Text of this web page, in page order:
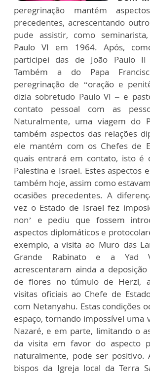
peregrinação mantém
precedentes, acrescentando
pude assistir, como
Paulo VI em 1964. Após,
participei das de João Paulo
Também a do Papa
peregrinação de “oração e
dizia sobretudo Paulo VI – e
contato pessoal com as
Naturalmente, uma viagem do
também aspectos das relações
ele mantém com os Chefes de
quais entrará em contato, isto é
Palestina e Israel. Estes aspectos
também hoje, assim como
ocasiões precedentes. A
vez o Estado de Israel fez
non’ e pediu que fossem
aspectos diplomáticos e
exemplo, a visita ao Muro das
Grande Rabinato e a Yad
acrescentaram ainda a
de flores no túmulo de Herzl,
visitas oficiais ao Chefe de
com Netanyahu. Estas condições
espaço, tornando impossível uma
Nazaré, e em parte, limitando o
da visita em favor do aspecto
naturalmente, pode ser positivo.
bispos da Igreja local da Terra